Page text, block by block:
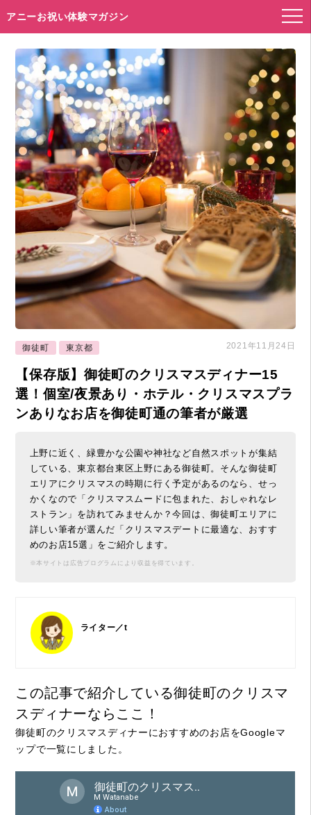
アニーお祝い体験マガジン
御徒町 東京都 2021年11月24日
【保存版】御徒町のクリスマスディナー15
選！個室/夜景あり・ホテル・クリスマスプラ
ンありなお店を御徒町通の筆者が厳選
上野に近く、緑豊かな公園や神社など自然スポットが集結
している、東京都台東区上野にある御徒町。そんな御徒町
エリアにクリスマスの時期に行く予定があるのなら、せっ
かくなので「クリスマスムードに包まれた、おしゃれなレ
ストラン」を訪れてみませんか？今回は、御徒町エリアに
詳しい筆者が選んだ「クリスマスデートに最適な、おすす
めのお店15選」をご紹介します。
※本サイトは広告プログラムにより収益を得ています。
ライター／t
この記事で紹介している御徒町のクリスマ
スディナーならここ！
御徒町のクリスマスディナーにおすすめのお店をGoogleマ
ップで一覧にしました。